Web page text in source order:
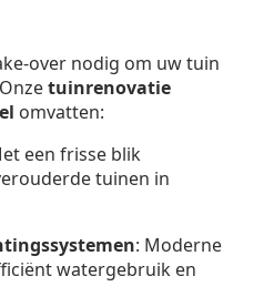
over nodig om uw tuin
tuinrenovatie
omvatten:
een frisse blik
tuinen in
: Moderne
watergebruik en